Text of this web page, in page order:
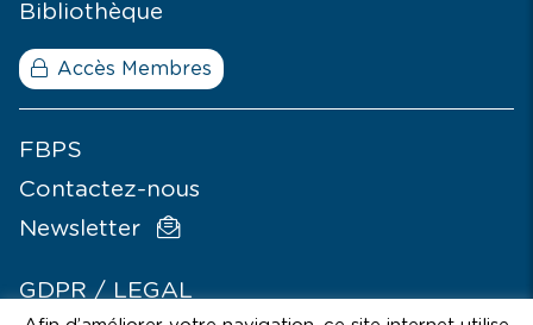
Bibliothèque
Accès Membres
FBPS
Contactez-nous
Newsletter
GDPR / LEGAL